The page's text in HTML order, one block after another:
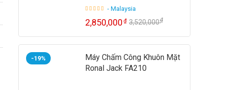
- Malaysia
2,850,000₫ 3,520,000₫
-19%
Máy Chấm Công Khuôn Mặt
Ronal Jack FA210